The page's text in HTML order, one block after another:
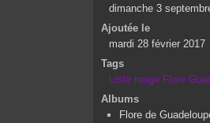
dimanche 3
Ajoutée le
mardi 28 février 2017
Tags
Liste rouge Flore
Albums
Flore de